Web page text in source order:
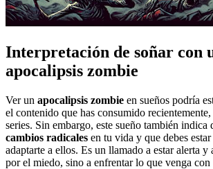
Interpretación de soñar con
apocalipsis zombie
Ver un apocalipsis zombie en sueños podría
el contenido que has consumido
series. Sin embargo, este sueño también indica
cambios radicales en tu vida y que debes
adaptarte a ellos. Es un llamado a estar alerta y
por el miedo, sino a enfrentar lo que venga